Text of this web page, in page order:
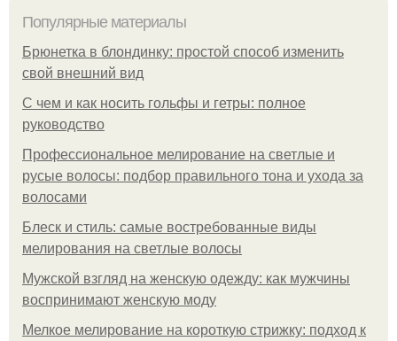
Популярные материалы
Брюнетка в блондинку: простой способ изменить
свой внешний вид
С чем и как носить гольфы и гетры: полное
руководство
Профессиональное мелирование на светлые и
русые волосы: подбор правильного тона и ухода за
волосами
Блеск и стиль: самые востребованные виды
мелирования на светлые волосы
Мужской взгляд на женскую одежду: как мужчины
воспринимают женскую моду
Мелкое мелирование на короткую стрижку: подход к